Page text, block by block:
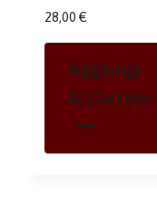
28,00 €
Aggiungi
Al Carrello